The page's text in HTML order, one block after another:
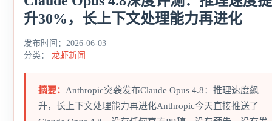
升30%，长上下文处理能力再进化
发布时间：2026-06-03
分类： 龙虾新闻
摘要： Anthropic突袭发布Claude Opus 4.8：推理速度飙
升，长上下文处理能力再进化Anthropic今天直接推送了